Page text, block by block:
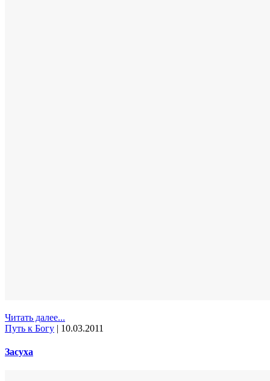
Читать далее...
Путь к Богу | 10.03.2011
Засуха